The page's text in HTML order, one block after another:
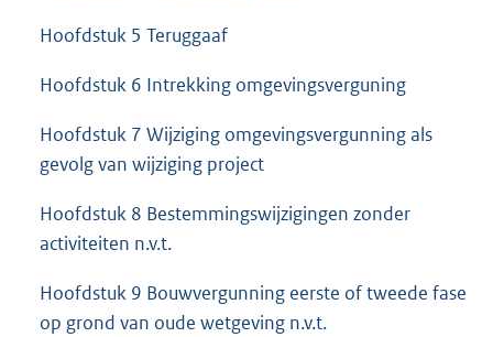
Hoofdstuk 5 Teruggaaf
Hoofdstuk 6 Intrekking omgevingsverguning
Hoofdstuk 7 Wijziging omgevingsvergunning als
gevolg van wijziging project
Hoofdstuk 8 Bestemmingswijzigingen zonder
activiteiten n.v.t.
Hoofdstuk 9 Bouwvergunning eerste of tweede fase
op grond van oude wetgeving n.v.t.